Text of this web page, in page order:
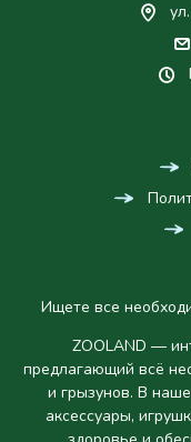
Ищете все
ZOOLAND —
предлагающий всё
и грызунов. В
аксессуары,